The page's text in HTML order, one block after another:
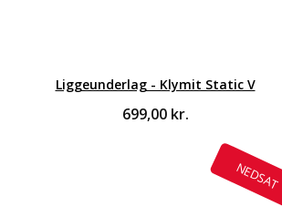
Liggeunderlag - Klymit Static V
699,00 kr.
NEDSAT